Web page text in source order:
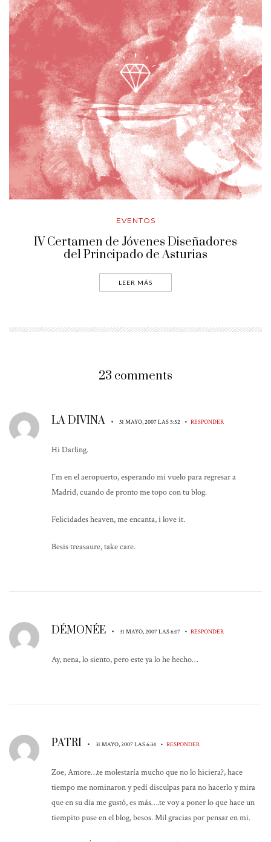
EVENTOS
IV Certamen de Jóvenes Diseñadores
del Principado de Asturias
LEER MÁS
23 comments
LA DIVINA • 31 MAYO, 2007 LAS 5:52 • RESPONDER
Hi Darling.
I´m en el aeropuerto, esperando mi vuelo para regresar a
Madrid, cuando de pronto me topo con tu blog.
Felicidades heaven, me encanta, i love it.
Besis treasaure, take care.
DÉMONÉE • 31 MAYO, 2007 LAS 6:17 • RESPONDER
Ay, nena, lo siento, pero este ya lo he hecho…
PATRI • 31 MAYO, 2007 LAS 6:34 • RESPONDER
Zoe, Amore…te molestaría mucho que no lo hiciera?, hace
tiempo me nominaron y pedí disculpas para no hacerlo y mira
que en su día me gustó, es más….te voy a poner lo que hace un
tiempito puse en el blog, besos. Mil gracias por pensar en mi.